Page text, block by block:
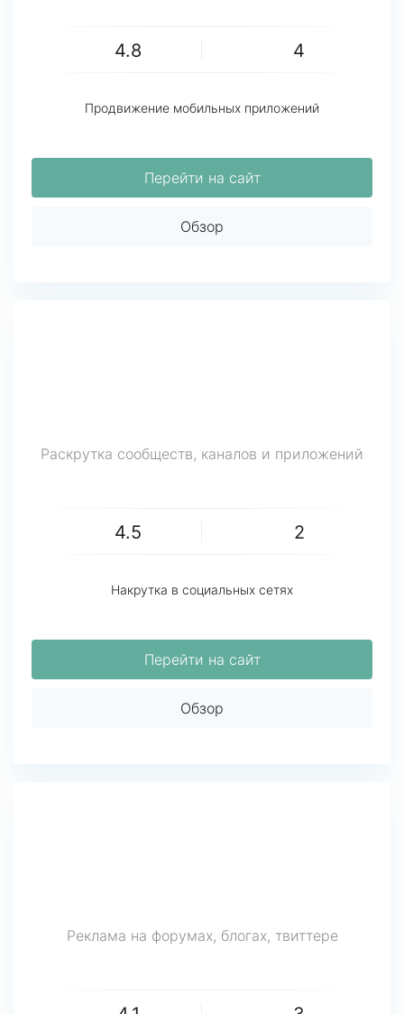
4.8 4
Продвижение мобильных приложений
Перейти на сайт
Обзор
Раскрутка сообществ, каналов и приложений
4.5 2
Накрутка в социальных сетях
Перейти на сайт
Обзор
Реклама на форумах, блогах, твиттере